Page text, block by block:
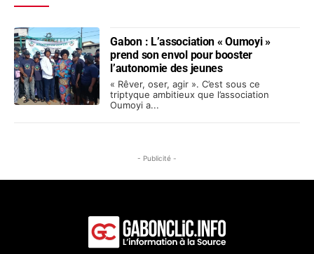
Gabon : L’association « Oumoyi »
prend son envol pour booster
l’autonomie des jeunes
« Rêver, oser, agir ». C’est sous ce
triptyque ambitieux que l’association
Oumoyi a...
- Publicité -